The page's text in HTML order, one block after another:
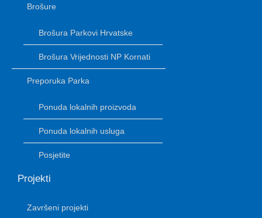
Brošure
Brošura Parkovi Hrvatske
Brošura Vrijednosti NP Kornati
Preporuka Parka
Ponuda lokalnih proizvoda
Ponuda lokalnih usluga
Posjetite
Projekti
Završeni projekti